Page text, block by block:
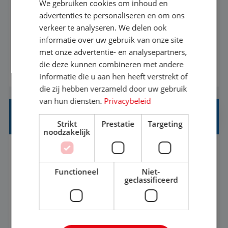
Met jouw ervaring in de reisbranche of
achtergrond in toerisme ben je klaar voor de
volgende stap. Vanaf je stoel reis je de hele
wereld over en speel je moeiteloos in op de
wensen van je team, je klant en wat er in de
reiswereld gebeurt. Met je enthousiasme weet je
klanten te overtuigen om die droomreis te
boeken! ...
BEKIJK VACATURE
REISADVISEUR ALLROUND
Aalsmeer, Noord-Holland, Nederland
33-36 uur
MBO
Een vakantie plannen is het leukste dat er is. Of
het nu voor jezelf is, of voor een ander: jij vindt
We gebruiken cookies om inhoud en
advertenties te personaliseren en om ons
verkeer te analyseren. We delen ook
informatie over uw gebruik van onze site
met onze advertentie- en analysepartners,
die deze kunnen combineren met andere
informatie die u aan hen heeft verstrekt of
die zij hebben verzameld door uw gebruik
van hun diensten. Privacybeleid
Strikt
noodzakelijk
Prestatie Targeting
Functioneel
Niet-
geclassificeerd